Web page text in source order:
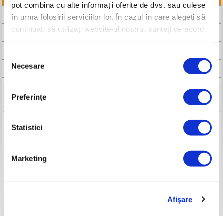
pot combina cu alte informații oferite de dvs. sau culese
în urma folosirii serviciilor lor. În cazul în care alegeți să
continuați să utilizați website-ul nostru, sunteți de acord
consimțământului
Necesare
Preferinţe
Statistici
Marketing
Afişare
CAUTA DISTRIBUITOR
CAUTA SERVICE
MANUAL DE UTILIZARE
Detalii tehnice
Afișaj
Digital cu nivel procent baterie
RURIS ALFA UP 6800e
21.700
Pw 480Wh